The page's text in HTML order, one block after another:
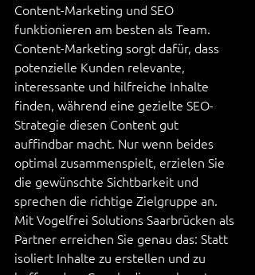
Content-Marketing und SEO
funktionieren am besten als Team.
Content-Marketing sorgt dafür, dass
potenzielle Kunden relevante,
interessante und hilfreiche Inhalte
finden, während eine gezielte SEO-
Strategie diesen Content gut
auffindbar macht. Nur wenn beides
optimal zusammenspielt, erzielen Sie
die gewünschte Sichtbarkeit und
sprechen die richtige Zielgruppe an.
Mit Vogelfrei Solutions Saarbrücken als
Partner erreichen Sie genau das: Statt
isoliert Inhalte zu erstellen und zu